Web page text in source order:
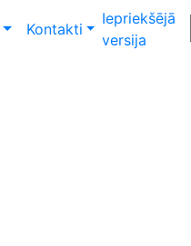
Kontakti
Iepriekšējā
versija